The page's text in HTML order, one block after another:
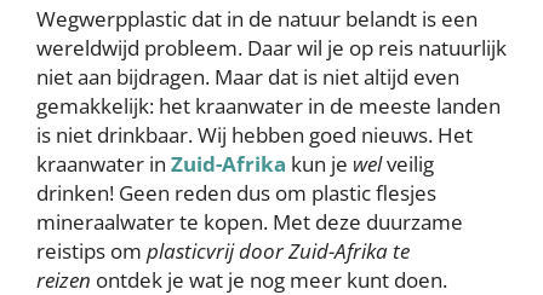
Wegwerpplastic dat in de natuur belandt is een
wereldwijd probleem. Daar wil je op reis natuurlijk
niet aan bijdragen. Maar dat is niet altijd even
gemakkelijk: het kraanwater in de meeste landen
is niet drinkbaar. Wij hebben goed nieuws. Het
kraanwater in Zuid-Afrika kun je welveilig
drinken! Geen reden dus om plastic flesjes
mineraalwater te kopen. Met deze duurzame
reistips om plasticvrij door Zuid-Afrika te
reizen ontdek je wat je nog meer kunt doen.